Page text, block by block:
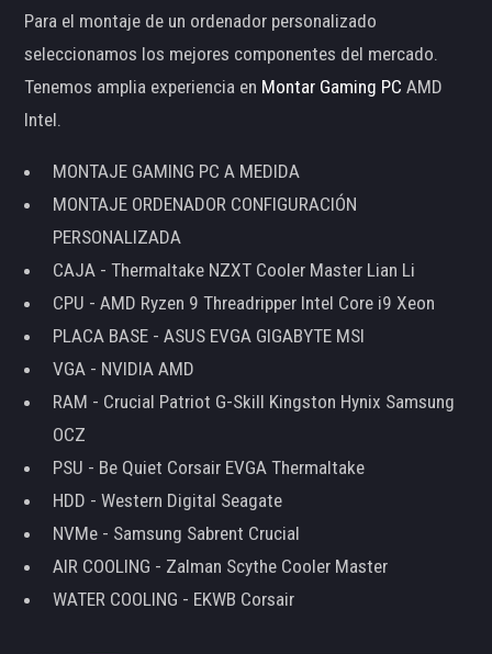
Para el montaje de un ordenador personalizado
seleccionamos los mejores componentes del mercado.
Tenemos amplia experiencia en Montar Gaming PC AMD
Intel.
MONTAJE GAMING PC A MEDIDA
MONTAJE ORDENADOR CONFIGURACIÓN
PERSONALIZADA
CAJA - Thermaltake NZXT Cooler Master Lian Li
CPU - AMD Ryzen 9 Threadripper Intel Core i9 Xeon
PLACA BASE - ASUS EVGA GIGABYTE MSI
VGA - NVIDIA AMD
RAM - Crucial Patriot G-Skill Kingston Hynix Samsung
OCZ
PSU - Be Quiet Corsair EVGA Thermaltake
HDD - Western Digital Seagate
NVMe - Samsung Sabrent Crucial
AIR COOLING - Zalman Scythe Cooler Master
WATER COOLING - EKWB Corsair